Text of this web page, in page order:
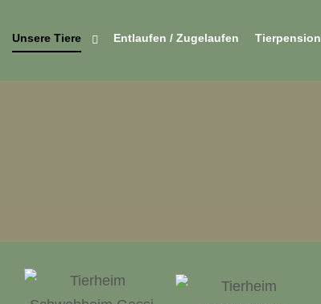
Unsere Tiere Entlaufen / Zugelaufen Tierpension